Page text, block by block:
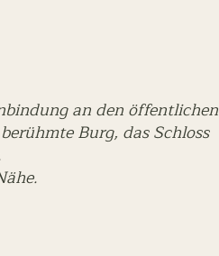
an den öffentlichen
Burg, das Schloss